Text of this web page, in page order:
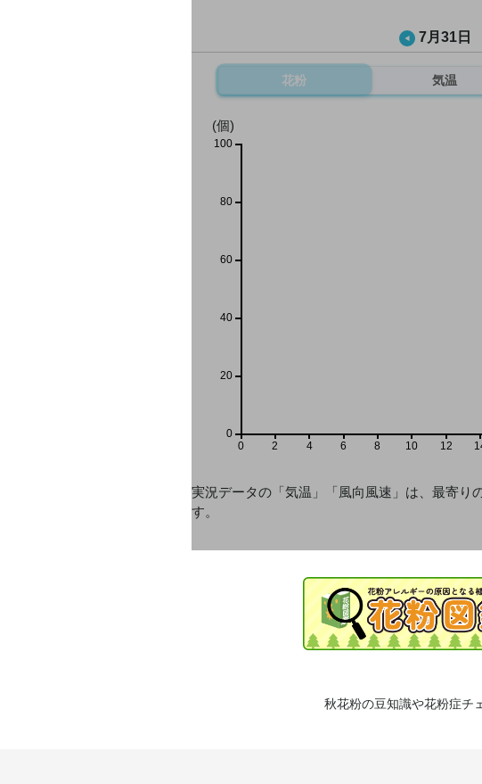
7月31日
花粉 気温
0 2 4 6 8 10 12
(個)
0
20
40
60
80
100
実況データの「気温」「風向風速」は、最寄り
す。
秋花粉の豆知識や花粉症チ